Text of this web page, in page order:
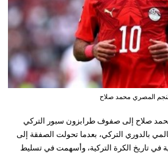
النجم المصري محمد صلاح
صلاح إلى صفوف طرابزون سبور التركي
بالدوري التركي، بعدما تحولت الصفقة إلى
في تاريخ الكرة التركية، وأسهمت في تسليط